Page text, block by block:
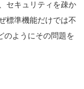
セキュリティを疎か
標準機能だけでは不
のようにその問題を